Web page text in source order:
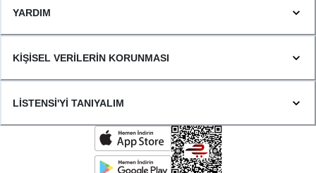
YARDIM
KİŞİSEL VERİLERİN KORUNMASI
LİSTENSİ'Yİ TANIYALIM